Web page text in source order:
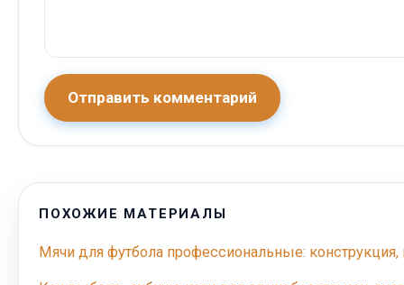
Отправить комментарий
ПОХОЖИЕ МАТЕРИАЛЫ
Мячи для футбола профессиональные: